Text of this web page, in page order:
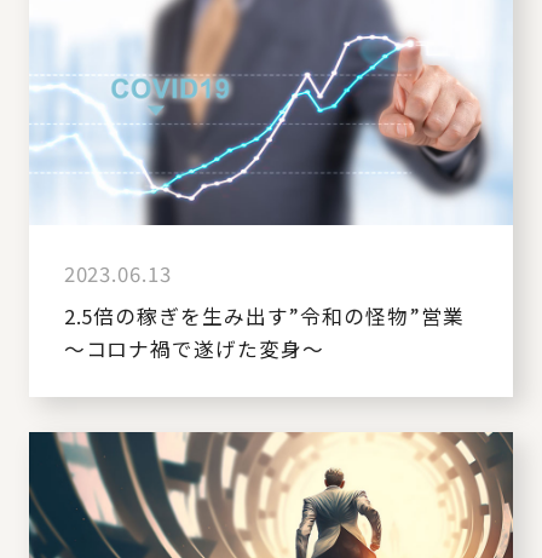
2023.06.13
2.5倍の稼ぎを生み出す”令和の怪物”営業
～コロナ禍で遂げた変身～